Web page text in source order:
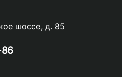
шоссе, д. 85